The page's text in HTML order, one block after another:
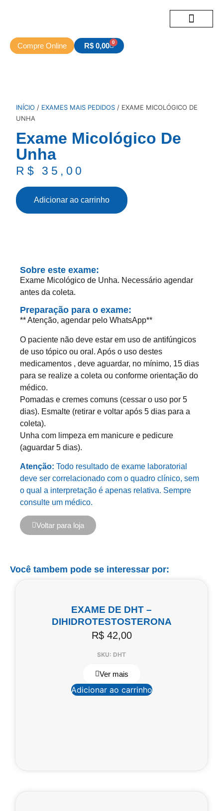
Compre Online R$0,00 0
INÍCIO / EXAMES MAIS PEDIDOS / EXAME MICOLÓGICO DE
UNHA
Exame Micológico De
Unha
R$ 35,00
Adicionar ao carrinho
Sobre este exame:
Exame Micológico de Unha. Necessário agendar
antes da coleta.
Preparação para o exame:
** Atenção, agendar pelo WhatsApp**
O paciente não deve estar em uso de antifúngicos
de uso tópico ou oral. Após o uso destes
medicamentos , deve aguardar, no mínimo, 15 dias
para se realize a coleta ou conforme orientação do
médico.
Pomadas e cremes comuns (cessar o uso por 5
dias). Esmalte (retirar e voltar após 5 dias para a
coleta).
Unha com limpeza em manicure e pedicure
(aguardar 5 dias).
Atenção: Todo resultado de exame laboratorial
deve ser correlacionado com o quadro clínico, sem
o qual a interpretação é apenas relativa. Sempre
consulte um médico.
Voltar para loja
Você tambem pode se interessar por:
EXAME DE DHT –
DIHIDROTESTOSTERONA
R$42,00
SKU: DHT
Ver mais
Adicionar ao carrinho